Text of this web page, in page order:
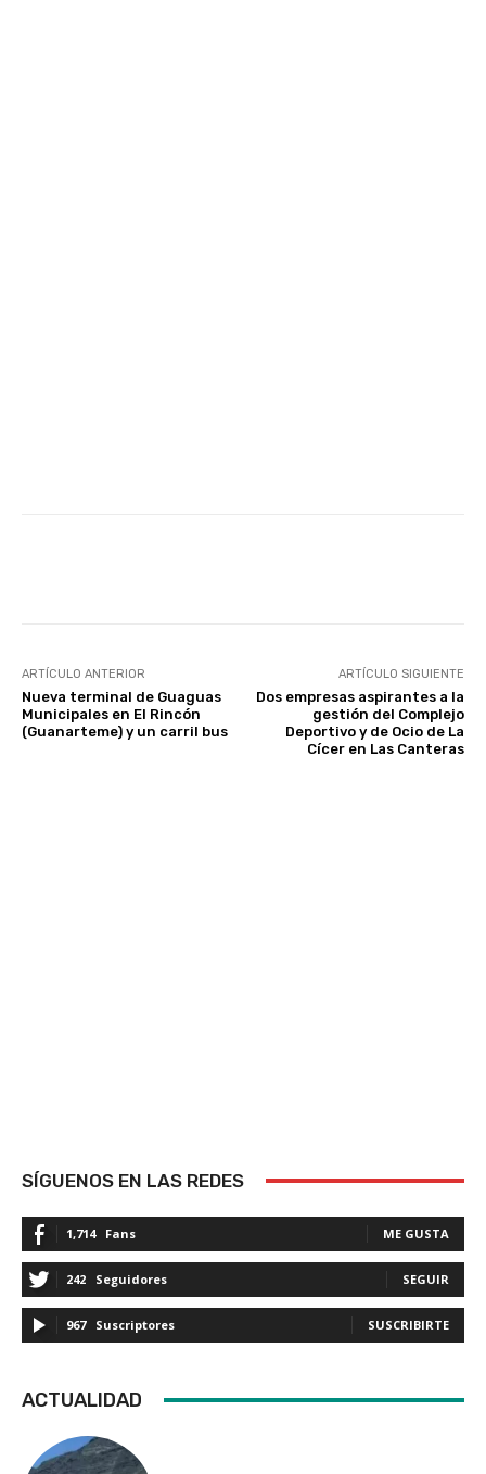
ARTÍCULO ANTERIOR
Nueva terminal de Guaguas
Municipales en El Rincón
(Guanarteme) y un carril bus
ARTÍCULO SIGUIENTE
Dos empresas aspirantes a la
gestión del Complejo
Deportivo y de Ocio de La
Cícer en Las Canteras
SÍGUENOS EN LAS REDES
1,714 Fans ME GUSTA
242 Seguidores SEGUIR
967 Suscriptores SUSCRIBIRTE
ACTUALIDAD